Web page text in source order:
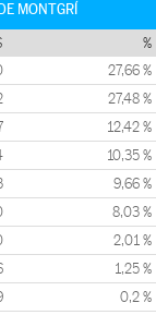
MONTGRÍ
%
27,66 %
27,48 %
12,42 %
10,35 %
9,66 %
8,03 %
2,01 %
1,25 %
0,2 %